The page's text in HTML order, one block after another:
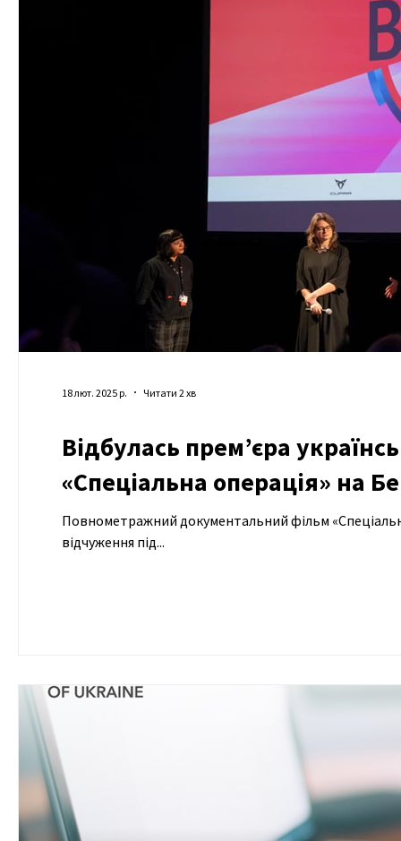
Відбулась прем’єра
«Спеціальна операція» на
Повнометражний документальний фільм «Спеціальна операція» режисера Олексія Радинського про
відчуження під...
18 лют. 2025 р. Читати 2 хв